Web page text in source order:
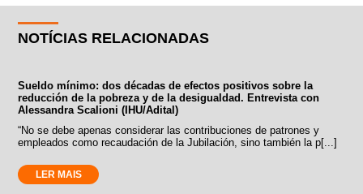
NOTÍCIAS RELACIONADAS
Sueldo mínimo: dos décadas de efectos positivos sobre la
reducción de la pobreza y de la desigualdad. Entrevista con
Alessandra Scalioni (IHU/Adital)
“No se debe apenas considerar las contribuciones de patrones y
empleados como recaudación de la Jubilación, sino también la p[...]
LER MAIS